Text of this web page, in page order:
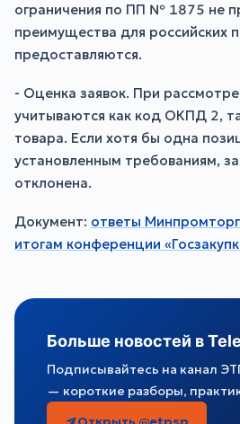
ограничения по ПП № 1875 не
преимущества для российских
предоставляются.
- Оценка заявок. При
учитываются как код ОКПД 2,
товара. Если хотя бы одна
установленным требованиям,
отклонена.
Документ: ответы
итогам конференции
Больше новостей в
Подписывайтесь на канал
— короткие разборы,